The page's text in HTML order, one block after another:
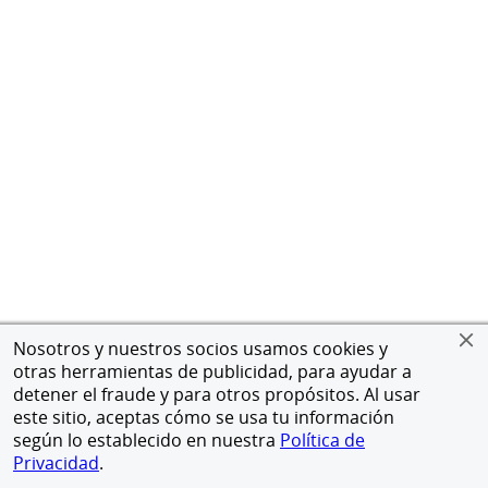
Nosotros y nuestros socios usamos cookies y
otras herramientas de publicidad, para ayudar a
detener el fraude y para otros propósitos. Al usar
este sitio, aceptas cómo se usa tu información
según lo establecido en nuestra Política de
Privacidad.